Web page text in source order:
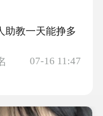
助教一天能挣多
07-16 11:47